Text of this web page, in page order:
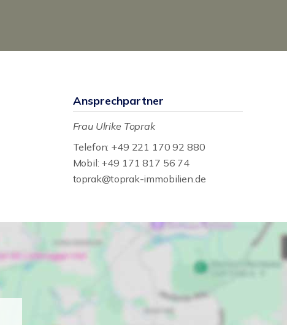
Ansprechpartner
Frau Ulrike Toprak
Telefon: +49 221 170 92 880
Mobil: +49 171 817 56 74
toprak@toprak-immobilien.de